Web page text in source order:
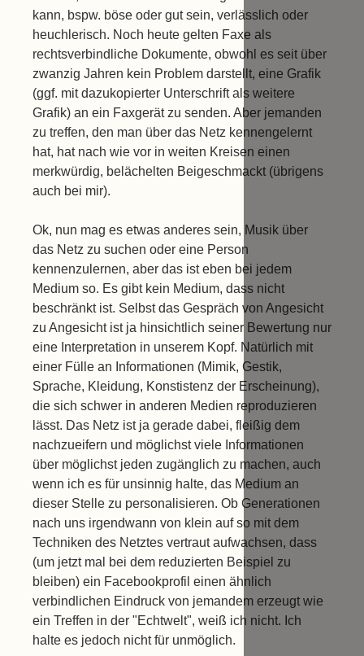
kann, bspw. böse oder gut sein, verlässlich oder
heuchlerisch. Noch heute gelten Faxe als
rechtsverbindliche Dokumente, obwohl es seit über
zwanzig Jahren kein Problem darstellt, eine Grafik
(ggf. mit dazukopierter Unterschrift als weitere
Grafik) an ein Faxgerät zu senden. Aber jemanden
zu treffen, den man über das Netz kennengelernt
hat, hat nach wie vor in weiten Kreisen einen
merkwürdig, belächelten Beigeschmackt (übrigens
auch bei mir).
Ok, nun mag es etwas anderes sein, Musik über
das Netz zu suchen oder eine Person
kennenzulernen, aber das ist eben bei jedem
Medium so. Es gibt kein Medium, dass nicht
beschränkt ist. Selbst das Gespräch von Angesicht
zu Angesicht ist ja hinsichtlich seiner Bewertung nur
eine Interpretation in unserem Kopf. Natürlich mit
einer Fülle an Informationen (Mimik, Gestik,
Sprache, Kleidung, Konstistenz der Erscheinung),
die sich schwer in anderen Medien reproduzieren
lässt. Das Netz ist ja gerade dabei, fleißig dem
nachzueifern und möglichst viele Informationen
über möglichst jeden zugänglich zu machen, auch
wenn ich es für unsinnig halte, das Medium an
dieser Stelle zu personalisieren. Ob Generationen
nach uns irgendwann von klein auf so mit dem
Techniken des Netztes vertraut aufwachsen, dass
(um jetzt mal bei dem reduzierten Beispiel zu
bleiben) ein Facebookprofil einen ähnlich
verbindlichen Eindruck von jemandem erzeugt wie
ein Treffen in der "Echtwelt", weiß ich nicht. Ich
halte es jedoch nicht für unmöglich.